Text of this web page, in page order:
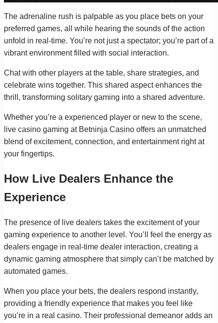
The adrenaline rush is palpable as you place bets on your
preferred games, all while hearing the sounds of the action
unfold in real-time. You’re not just a spectator; you’re part of a
vibrant environment filled with social interaction.
Chat with other players at the table, share strategies, and
celebrate wins together. This shared aspect enhances the
thrill, transforming solitary gaming into a shared adventure.
Whether you’re a experienced player or new to the scene,
live casino gaming at Betninja Casino offers an unmatched
blend of excitement, connection, and entertainment right at
your fingertips.
How Live Dealers Enhance the
Experience
The presence of live dealers takes the excitement of your
gaming experience to another level. You’ll feel the energy as
dealers engage in real-time dealer interaction, creating a
dynamic gaming atmosphere that simply can’t be matched by
automated games.
When you place your bets, the dealers respond instantly,
providing a friendly experience that makes you feel like
you’re in a real casino. Their professional demeanor adds an